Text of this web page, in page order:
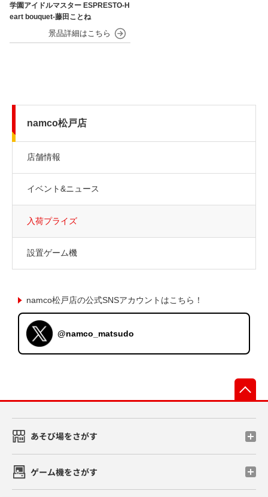
学園アイドルマスター ESPRESTO-H
eart bouquet-藤田ことね
namco松戸店
店舗情報
イベント&ニュース
入荷プライズ
設置ゲーム機
namco松戸店の公式SNSアカウントはこちら！
@namco_matsudo
あそび場をさがす
ゲーム機をさがす